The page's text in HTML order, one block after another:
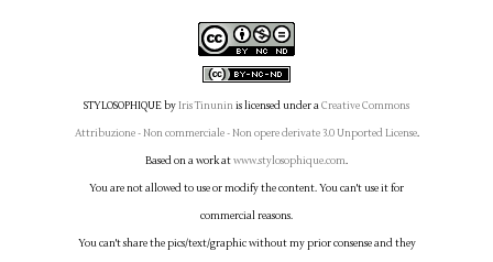
STYLOSOPHIQUEbyIris Tinuninis licensed under aCreative Commons
Attribuzione - Non commerciale - Non opere derivate 3.0 Unported License.
Based on a work atwww.stylosophique.com.
You are not allowed to use or modify the content. You can't use it for
commercial reasons.
You can't share the pics/text/graphic without my prior consense and they